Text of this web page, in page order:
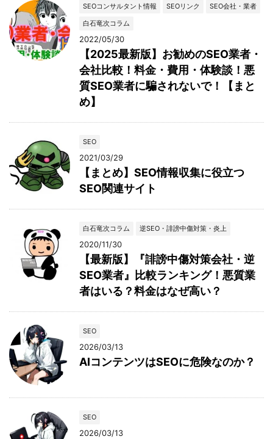
SEOコンサルタント情報 SEOリンク
SEO会社・業者
白石竜次コラム
2022/05/30
【2025最新版】お勧めのSEO業者・
会社比較！料金・費用・体験談！悪
質SEO業者に騙されないで！【まと
め】
SEO
2021/03/29
【まとめ】SEO情報収集に役立つ
SEO関連サイト
白石竜次コラム 逆SEO・誹謗中傷対策・炎上
2020/11/30
【最新版】『誹謗中傷対策会社・逆
SEO業者』比較ランキング！悪質業
者はいる？料金はなぜ高い？
SEO
2026/03/13
AIコンテンツはSEOに危険なのか？
SEO
2026/03/13